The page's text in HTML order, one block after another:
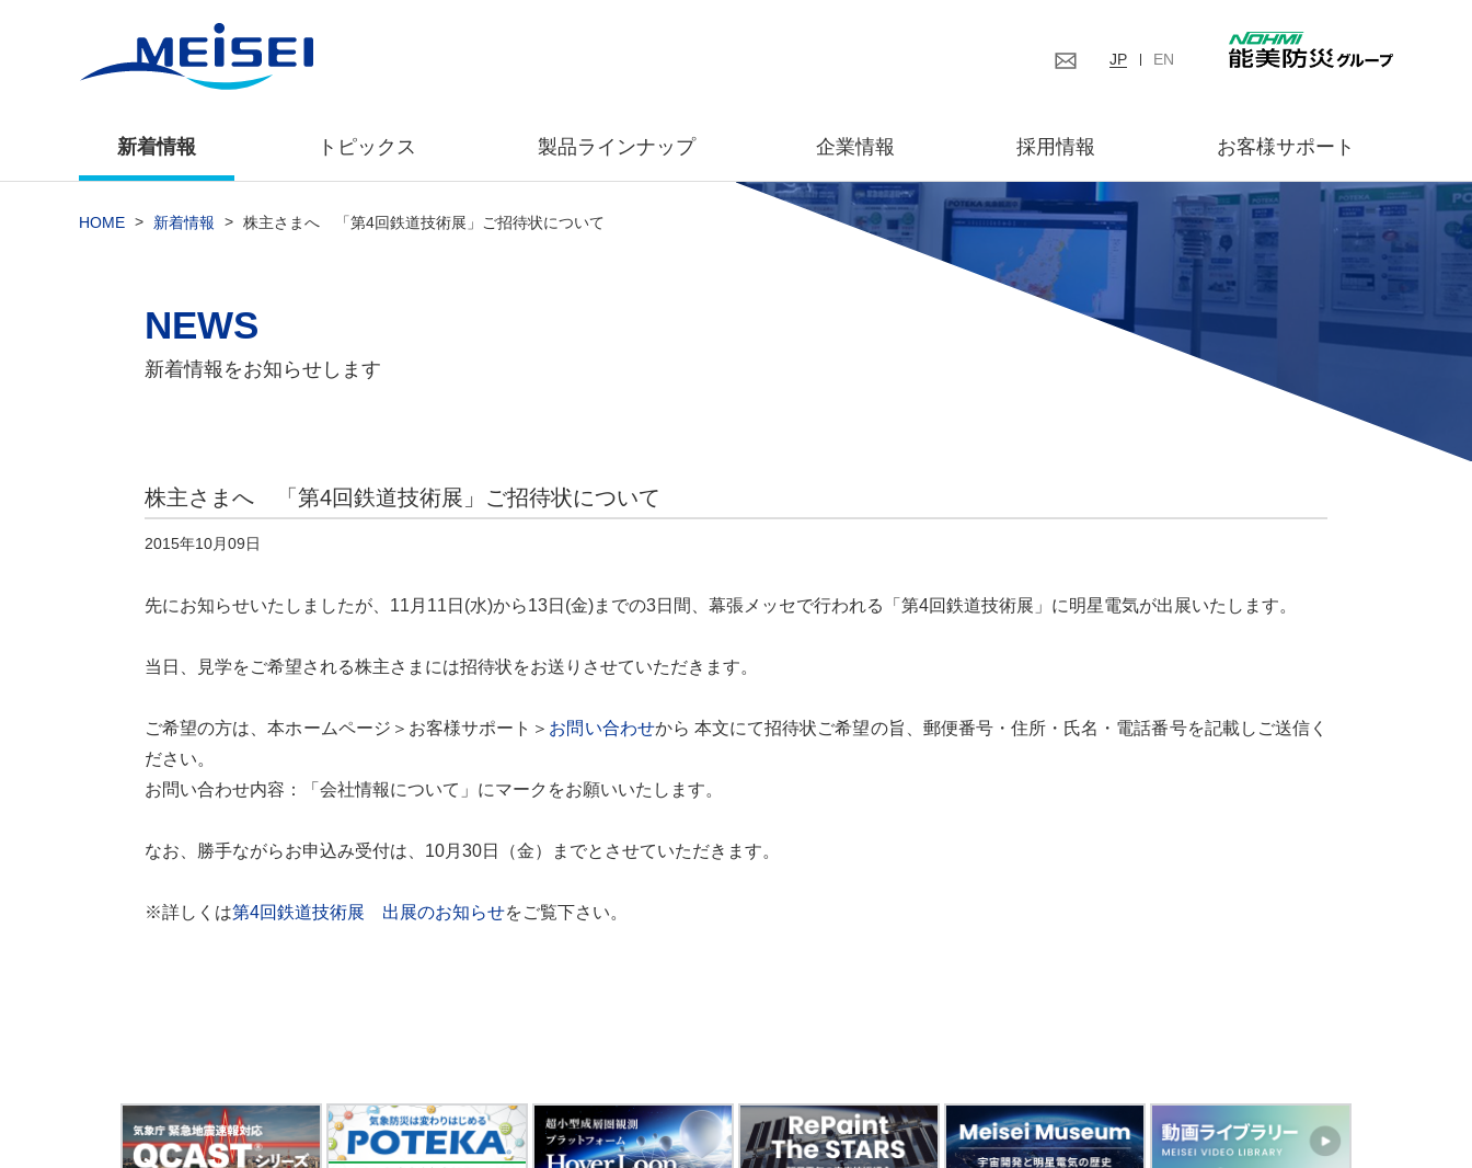
JP EN
新着情報 トピックス 製品ラインナップ 企業情報 採用情報 お客様サポート
HOME > 新着情報 > 株主さまへ 「第4回鉄道技術展」ご招待状について
NEWS
新着情報をお知らせします
株主さまへ 「第4回鉄道技術展」ご招待状について
2015年10月09日
先にお知らせいたしましたが、11月11日(水)から13日(金)までの3日間、幕張メッセで行われる「第4回鉄道技術展」に明星電気が出展いたします。
当日、見学をご希望される株主さまには招待状をお送りさせていただきます。
ご希望の方は、本ホームページ＞お客様サポート＞ お問い合わせから 本文にて招待状ご希望の旨、郵便番号・住所・氏名・電話番号を記載しご送信く
ださい。
お問い合わせ内容：「会社情報について」にマークをお願いいたします。
なお、勝手ながらお申込み受付は、10月30日（金）までとさせていただきます。
※詳しくは第4回鉄道技術展 出展のお知らせをご覧下さい。